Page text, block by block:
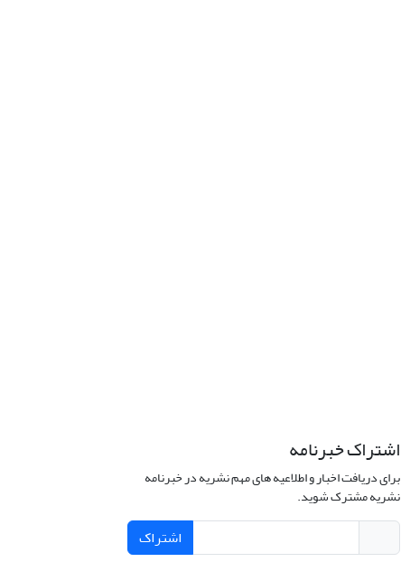
اشتراک خبرنامه
برای دریافت اخبار و اطلاعیه های مهم نشریه در خبرنامه
نشریه مشترک شوید.
اشتراک